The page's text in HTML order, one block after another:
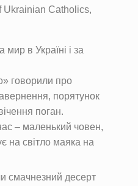
Ukrainian Catholics,
в Україні і за
говорили про
порятунок
поган.
– маленький човен,
на світло маяка на
смачнезний десерт